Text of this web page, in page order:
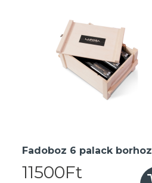
Fadoboz 6 palack borhoz
11500Ft